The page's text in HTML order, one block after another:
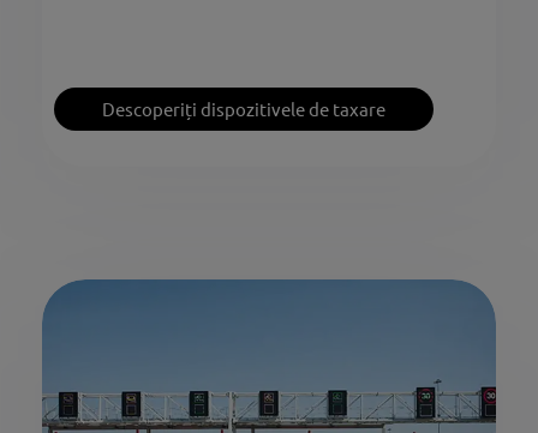
Descoperiți dispozitivele de taxare